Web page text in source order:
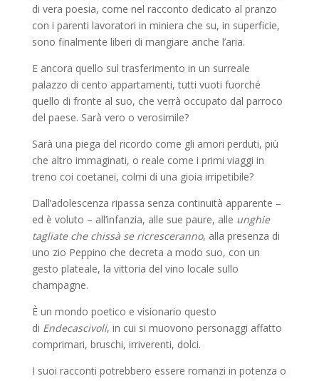
di vera poesia, come nel racconto dedicato al pranzo
con i parenti lavoratori in miniera che su, in superficie,
sono finalmente liberi di mangiare anche l’aria.
E ancora quello sul trasferimento in un surreale
palazzo di cento appartamenti, tutti vuoti fuorché
quello di fronte al suo, che verrà occupato dal parroco
del paese. Sarà vero o verosimile?
Sarà una piega del ricordo come gli amori perduti, più
che altro immaginati, o reale come i primi viaggi in
treno coi coetanei, colmi di una gioia irripetibile?
Dall’adolescenza ripassa senza continuità apparente –
ed è voluto – all’infanzia, alle sue paure, alle unghie
tagliate che chissà se ricresceranno, alla presenza di
uno zio Peppino che decreta a modo suo, con un
gesto plateale, la vittoria del vino locale sullo
champagne.
È un mondo poetico e visionario questo
di Endecascivoli, in cui si muovono personaggi affatto
comprimari, bruschi, irriverenti, dolci.
I suoi racconti potrebbero essere romanzi in potenza o